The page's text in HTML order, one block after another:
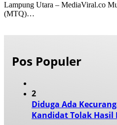
Lampung Utara – MediaViral.co
(MTQ)…
Pos Populer
2
Diduga Ada
Kandidat Tolak Hasil